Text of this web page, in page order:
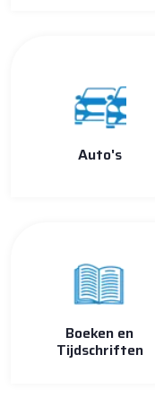
Auto's
Boeken en
Tijdschriften